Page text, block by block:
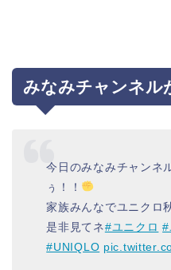
みなみチャンネル
今日のみなみチャンネ
ぅ！！
家族みんなでユニクロ
是非見てネ#ユニクロ #
#UNIQLO